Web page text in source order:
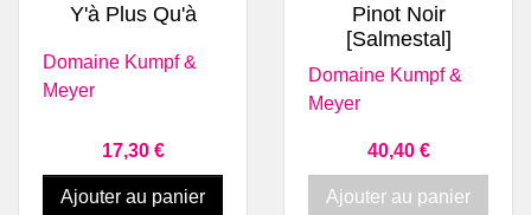
Y'à Plus Qu'à
Domaine Kumpf &
Meyer
Prix
17,30 €
Ajouter au panier
Pinot Noir
[Salmestal]
Domaine Kumpf &
Meyer
Prix
40,40 €
Ajouter au panier